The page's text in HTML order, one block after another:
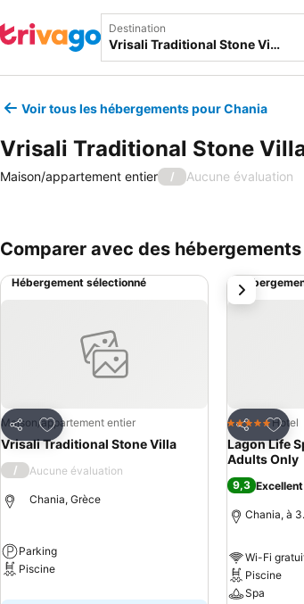
Destination
Voir tous les hébergements pour Chania
Vrisali Traditional Stone
Maison/appartement entier / Aucune évaluation
Comparer avec des
Hébergement sélectionné
Partager
Ajouter à mes favoris
Maison/appartement entier
Vrisali Traditional Stone Villa
/ Aucune évaluation
Chania, Grèce
Parking
Piscine
Partager
5 Étoiles Hotel
Lagon Life
Adults Only
9,3 Excellent
Chania, à
Wi-Fi
Piscine
Spa
suivant